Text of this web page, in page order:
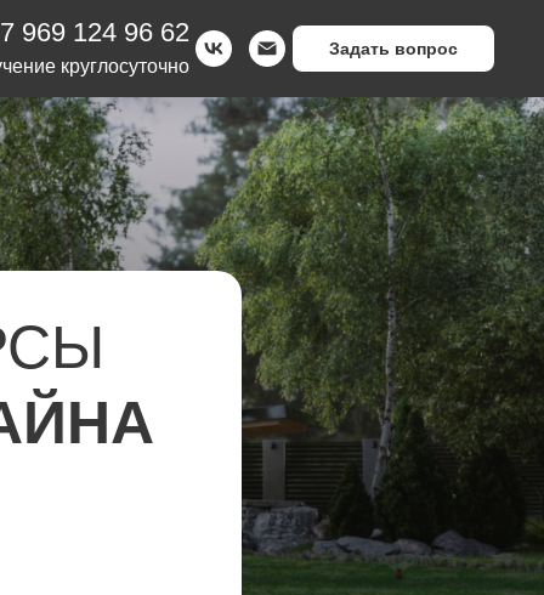
969 124 96 62
круглосуточно
Задать вопрос